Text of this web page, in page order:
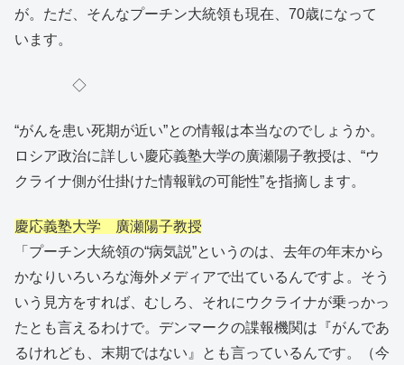
が。ただ、そんなプーチン大統領も現在、70歳になって
います。
◇
“がんを患い死期が近い”との情報は本当なのでしょうか。
ロシア政治に詳しい慶応義塾大学の廣瀬陽子教授は、“ウ
クライナ側が仕掛けた情報戦の可能性”を指摘します。
慶応義塾大学 廣瀬陽子教授
「プーチン大統領の“病気説”というのは、去年の年末から
かなりいろいろな海外メディアで出ているんですよ。そう
いう見方をすれば、むしろ、それにウクライナが乗っかっ
たとも言えるわけで。デンマークの諜報機関は『がんであ
るけれども、末期ではない』とも言っているんです。（今